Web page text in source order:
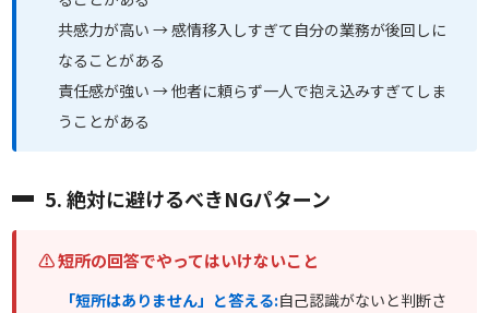
共感力が高い → 感情移入しすぎて自分の業務が後回しに
なることがある
責任感が強い → 他者に頼らず一人で抱え込みすぎてしま
うことがある
5. 絶対に避けるべきNGパターン
⚠ 短所の回答でやってはいけないこと
「短所はありません」と答える:自己認識がないと判断さ